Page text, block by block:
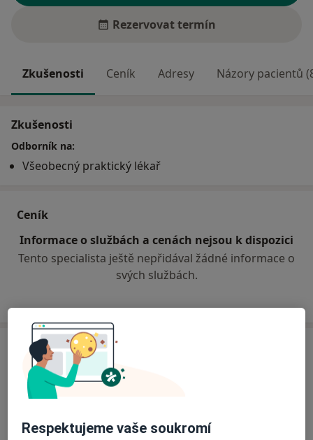
Rezervovat termín
Zkušenosti Ceník Adresy Názory pacientů
Zkušenosti
Odborník na:
Všeobecný praktický lékař
Ceník
Informace o službách a cenách nejsou k dispozici
Tento specialista ještě nepřidával žádné informace o
svých službách.
Adresa
praktický lékař pro dospělé
Olomoucká 173,
Respektujeme vaše soukromí